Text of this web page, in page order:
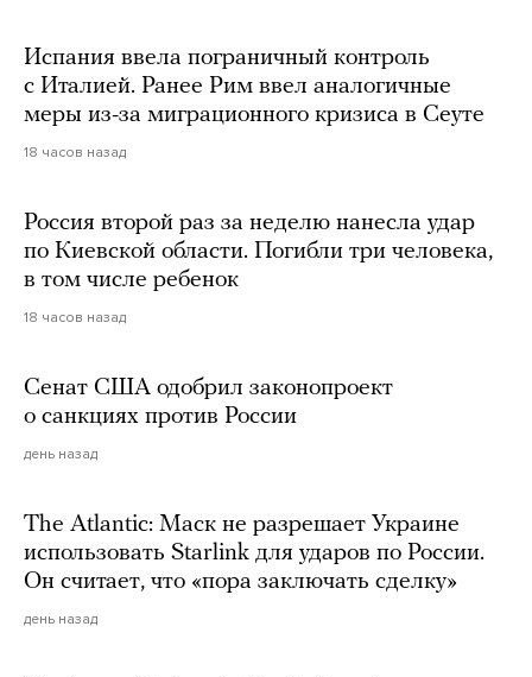
Испания ввела пограничный контроль
с Италией. Ранее Рим ввел аналогичные
меры из-за миграционного кризиса в Сеуте
18 часов назад
Россия второй раз за неделю нанесла удар
по Киевской области. Погибли три человека,
в том числе ребенок
18 часов назад
Сенат США одобрил законопроект
о санкциях против России
день назад
The Atlantic: Маск не разрешает Украине
использовать Starlink для ударов по России.
Он считает, что «пора заключать сделку»
день назад